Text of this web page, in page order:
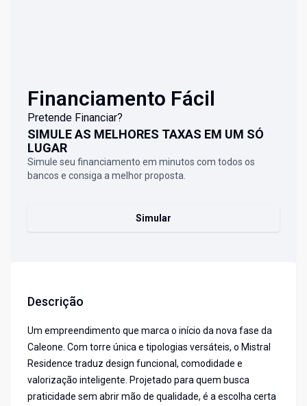
Financiamento Fácil
Pretende Financiar?
SIMULE AS MELHORES TAXAS EM UM SÓ
LUGAR
Simule seu financiamento em minutos com todos os
bancos e consiga a melhor proposta.
Simular
Descrição
Um empreendimento que marca o início da nova fase da
Caleone. Com torre única e tipologias versáteis, o Mistral
Residence traduz design funcional, comodidade e
valorização inteligente. Projetado para quem busca
praticidade sem abrir mão de qualidade, é a escolha certa